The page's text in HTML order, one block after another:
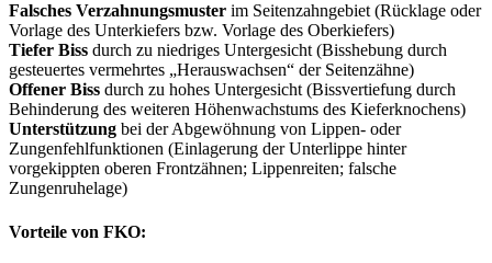
Falsches Verzahnungsmuster im Seitenzahngebiet (Rücklage oder
Vorlage des Unterkiefers bzw. Vorlage des Oberkiefers)
Tiefer Biss durch zu niedriges Untergesicht (Bisshebung durch
gesteuertes vermehrtes „Herauswachsen“ der Seitenzähne)
Offener Biss durch zu hohes Untergesicht (Bissvertiefung durch
Behinderung des weiteren Höhenwachstums des Kieferknochens)
Unterstützung bei der Abgewöhnung von Lippen- oder
Zungenfehlfunktionen (Einlagerung der Unterlippe hinter
vorgekippten oberen Frontzähnen; Lippenreiten; falsche
Zungenruhelage)
Vorteile von FKO: